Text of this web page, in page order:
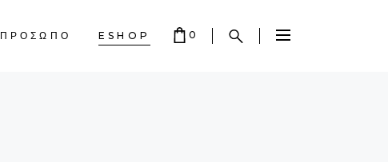
ΠΡΟΣΩΠΟ ESHOP 0